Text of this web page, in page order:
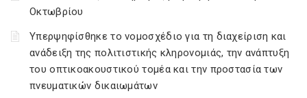
Οκτωβρίου
Υπερψηφίσθηκε το νομοσχέδιο για τη διαχείριση και
ανάδειξη της πολιτιστικής κληρονομιάς, την ανάπτυξη
του οπτικοακουστικού τομέα και την προστασία των
πνευματικών δικαιωμάτων